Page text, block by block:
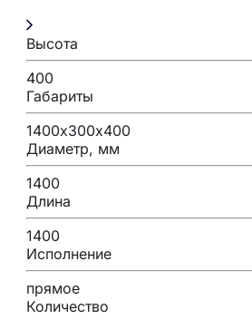
Высота
400
Габариты
1400х300х400
Диаметр, мм
1400
Длина
1400
Исполнение
прямое
Количество